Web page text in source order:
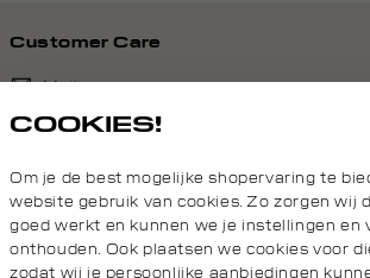
Customer Care
Mail ons
Van maandag t/m vrijdag van 8.30 uur tot
Service
COOKIES!
Om je de best mogelijke shopervaring te
website gebruik van cookies. Zo zorgen wij
goed werkt en kunnen we je instellingen en
onthouden. Ook plaatsen we cookies voor
zodat wij je persoonlijke aanbiedingen